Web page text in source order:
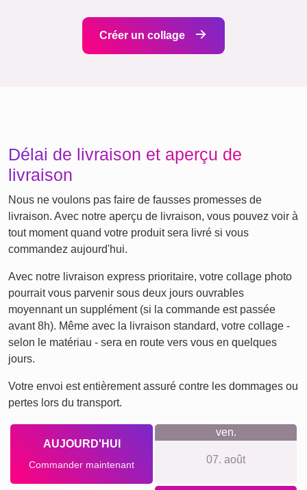
Ce que nous défendons
Philosophie boutique: pas de compte à créer, pas de suivi
ni newsletter, prix clairs sans frais cachés et système
gamme, application simple pour débutants comme pour
experts, large choix de formats, production durable et
climatiquement neutre, satisfaction visible dans les avis.
occasion...
un coin souvenir, un cadeau de condoléances, mais aussi
pour des anniversaires, fêtes, naissances, voyages,
mariages ou une décoration personnalisée à offrir à la
famille et aux amis.